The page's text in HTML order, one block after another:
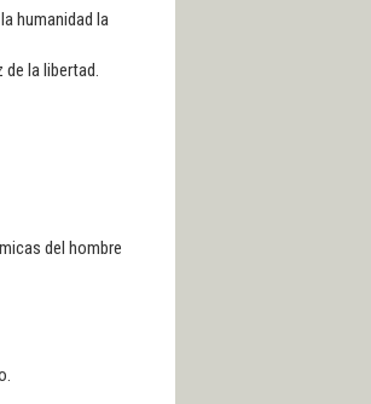
humanidad la
la libertad.
del hombre